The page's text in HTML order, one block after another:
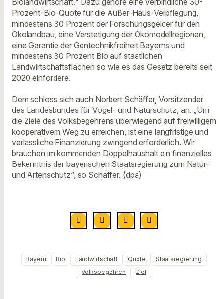
Prozent-Bio-Quote für die Außer-Haus-Verpflegung,
mindestens 30 Prozent der Forschungsgelder für den
Ökolandbau, eine Verstetigung der Ökomodellregionen,
eine Garantie der Gentechnikfreiheit Bayerns und
mindestens 30 Prozent Bio auf staatlichen
Landwirtschaftsflächen so wie es das Gesetz bereits seit
2020 einfordere.
Dem schloss sich auch Norbert Schäffer, Vorsitzender
des Landesbundes für Vogel- und Naturschutz, an. „Um
die Ziele des Volksbegehrens überwiegend auf freiwilligem
kooperativem Weg zu erreichen, ist eine langfristige und
verlässliche Finanzierung zwingend erforderlich. Wir
brauchen im kommenden Doppelhaushalt ein finanzielles
Bekenntnis der bayerischen Staatsregierung zum Natur-
und Artenschutz“, so Schäffer. (dpa)
Bayern Bio Landwirtschaft Quote
Staatsregierung
Volksbegehren
Ziel